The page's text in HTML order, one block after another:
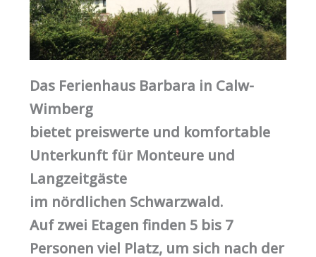
Das Ferienhaus Barbara in Calw-
Wimberg
bietet preiswerte und komfortable
Unterkunft für Monteure und
Langzeitgäste
im nördlichen Schwarzwald.
Auf zwei Etagen finden 5 bis 7
Personen viel Platz, um sich nach der